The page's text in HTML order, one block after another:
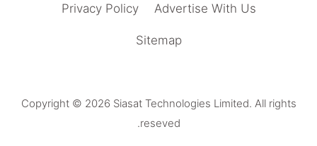
Advertise With Us
Privacy Policy
Sitemap
Copyright © 2026 Siasat Technologies Limited. All rights
reseved.